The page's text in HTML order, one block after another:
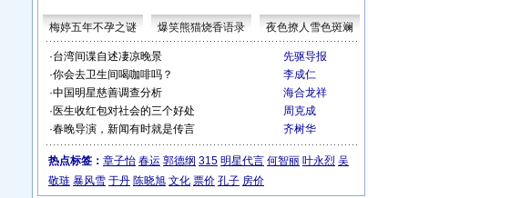
梅婷五年不孕之谜 爆笑熊猫烧香语录 夜色撩人雪色斑斓
·台湾间谍自述凄凉晚景
先驱导报
·你会去卫生间喝咖啡吗？
李成仁
·中国明星慈善调查分析
海合龙祥
· 医生收红包对社会的三个好处
周克成
·春晚导演，新闻有时就是传言 齐树华
热点标签： 章子怡 春运 郭德纲 315 明星代言 何智丽 叶永烈 吴
敬琏 暴风雪 于丹 陈晓旭 文化 票价 孔子 房价